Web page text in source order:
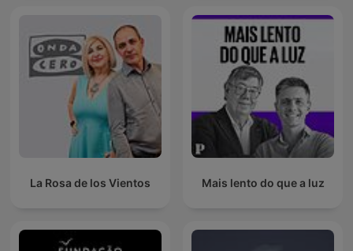
La Rosa de los Vientos Mais lento do que a luz